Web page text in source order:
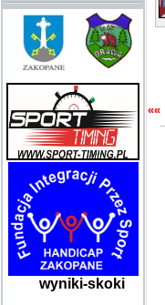
wyniki-skoki
««